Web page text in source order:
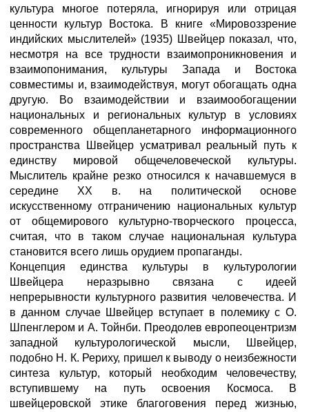
культура многое потеряла, игнорируя или отрицая
ценности культур Востока. В книге «Мировоззрение
индийских мыслителей» (1935) Швейцер показал, что,
несмотря на все трудности взаимопроникновения и
взаимопонимания, культуры Запада и Востока
совместимы и, взаимодействуя, могут обогащать одна
другую. Во взаимодействии и взаимообогащении
национальных и региональных культур в условиях
современного общепланетарного информационного
пространства Швейцер усматривал реальный путь к
единству мировой общечеловеческой культуры.
Мыслитель крайне резко относился к начавшемуся в
середине XX в. на политической основе
искусственному отграничению национальных культур
от общемирового культурно-творческого процесса,
считая, что в таком случае национальная культура
становится всего лишь орудием пропаганды.
Концепция единства культуры в культурологии
Швейцера неразрывно связана с идеей
непрерывности культурного развития человечества. И
в данном случае Швейцер вступает в полемику с О.
Шпенглером и А. Тойнби. Преодолев европеоцентризм
западной культурологической мысли, Швейцер,
подобно Н. К. Рериху, пришел к выводу о неизбежности
синтеза культур, который необходим человечеству,
вступившему на путь освоения Космоса. В
швейцеровской этике благоговения перед жизнью,